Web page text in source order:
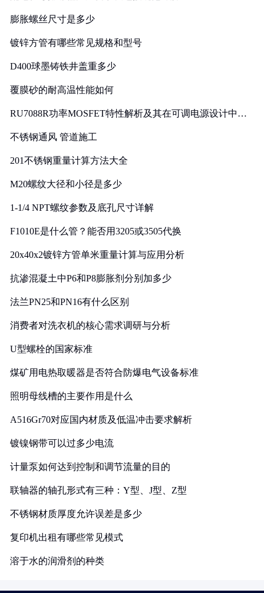
膨胀螺丝尺寸是多少
镀锌方管有哪些常见规格和型号
D400球墨铸铁井盖重多少
覆膜砂的耐高温性能如何
RU7088R功率MOSFET特性解析及其在可调电源设计中的
不锈钢通风 管道施工
201不锈钢重量计算方法大全
M20螺纹大径和小径是多少
1-1/4 NPT螺纹参数及底孔尺寸详解
F1010E是什么管？能否用3205或3505代换
20x40x2镀锌方管单米重量计算与应用分析
抗渗混凝土中P6和P8膨胀剂分别加多少
法兰PN25和PN16有什么区别
消费者对洗衣机的核心需求调研与分析
U型螺栓的国家标准
煤矿用电热取暖器是否符合防爆电气设备标准
照明母线槽的主要作用是什么
A516Gr70对应国内材质及低温冲击要求解析
镀镍钢带可以过多少电流
计量泵如何达到控制和调节流量的目的
联轴器的轴孔形式有三种：Y型、J型、Z型
不锈钢材质厚度允许误差是多少
复印机出租有哪些常见模式
溶于水的润滑剂的种类